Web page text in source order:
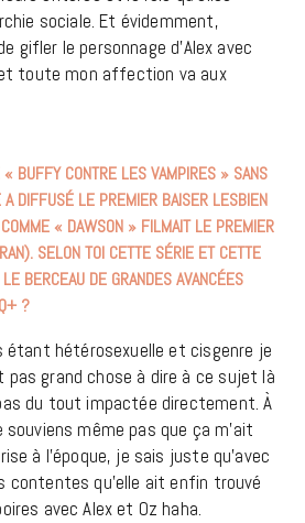
sociale. Et évidemment,
gifler le personnage d’Alex avec
toute mon affection va aux
BUFFY CONTRE LES VAMPIRES » SANS
DIFFUSÉ LE PREMIER BAISER LESBIEN
« DAWSON » FILMAIT LE PREMIER
SELON TOI CETTE SÉRIE ET CETTE
BERCEAU DE GRANDES AVANCÉES
?
étant hétérosexuelle et cisgenre je
pas grand chose à dire à ce sujet là
du tout impactée directement. À
même pas que ça m’ait
à l’époque, je sais juste qu’avec
qu’elle ait enfin trouvé
avec Alex et Oz haha.